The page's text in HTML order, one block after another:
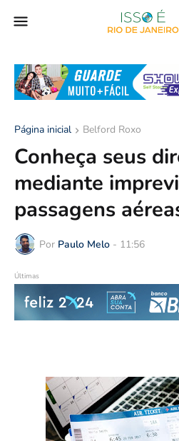
Página inicial Belford Roxo
Conheça seus
mediante
passagens
Por Paulo Melo - 11:56
Últimas